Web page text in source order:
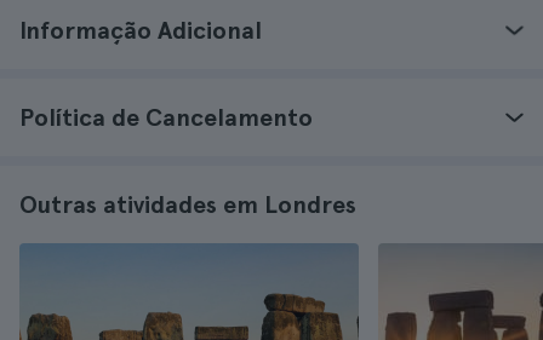
Informação Adicional
Política de Cancelamento
Outras atividades em Londres